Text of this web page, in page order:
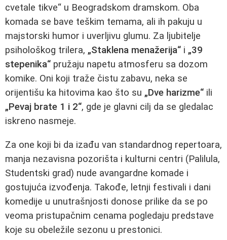
cvetale tikve“ u Beogradskom dramskom. Oba
komada se bave teškim temama, ali ih pakuju u
majstorski humor i uverljivu glumu. Za ljubitelje
psihološkog trilera, „Staklena menažerija“ i „39
stepenika“ pružaju napetu atmosferu sa dozom
komike. Oni koji traže čistu zabavu, neka se
orijentišu ka hitovima kao što su „Dve harizme“ ili
„Pevaj brate 1 i 2“, gde je glavni cilj da se gledalac
iskreno nasmeje.
Za one koji bi da izađu van standardnog repertoara,
manja nezavisna pozorišta i kulturni centri (Palilula,
Studentski grad) nude avangardne komade i
gostujuća izvođenja. Takođe, letnji festivali i dani
komedije u unutrašnjosti donose prilike da se po
veoma pristupačnim cenama pogledaju predstave
koje su obeležile sezonu u prestonici.